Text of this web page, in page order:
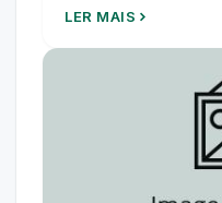
LER MAIS